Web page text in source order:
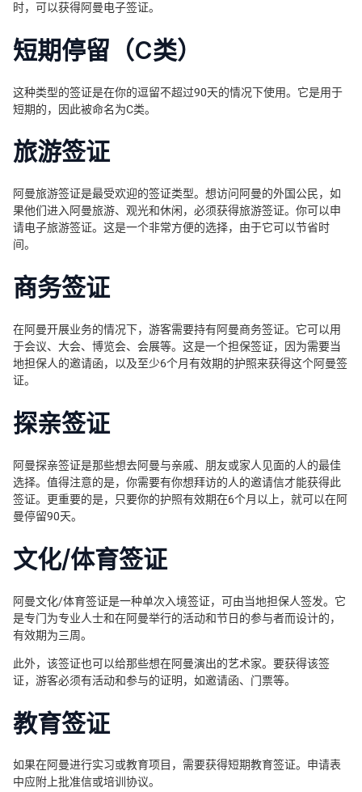
时，可以获得阿曼电子签证。
短期停留（C类）
这种类型的签证是在你的逗留不超过90天的情况下使用。它是用于
短期的，因此被命名为C类。
旅游签证
阿曼旅游签证是最受欢迎的签证类型。想访问阿曼的外国公民，如
果他们进入阿曼旅游、观光和休闲，必须获得旅游签证。你可以申
请电子旅游签证。这是一个非常方便的选择，由于它可以节省时
间。
商务签证
在阿曼开展业务的情况下，游客需要持有阿曼商务签证。它可以用
于会议、大会、博览会、会展等。这是一个担保签证，因为需要当
地担保人的邀请函，以及至少6个月有效期的护照来获得这个阿曼签
证。
探亲签证
阿曼探亲签证是那些想去阿曼与亲戚、朋友或家人见面的人的最佳
选择。值得注意的是，你需要有你想拜访的人的邀请信才能获得此
签证。更重要的是，只要你的护照有效期在6个月以上，就可以在阿
曼停留90天。
文化/体育签证
阿曼文化/体育签证是一种单次入境签证，可由当地担保人签发。它
是专门为专业人士和在阿曼举行的活动和节日的参与者而设计的，
有效期为三周。
此外，该签证也可以给那些想在阿曼演出的艺术家。要获得该签
证，游客必须有活动和参与的证明，如邀请函、门票等。
教育签证
如果在阿曼进行实习或教育项目，需要获得短期教育签证。申请表
中应附上批准信或培训协议。